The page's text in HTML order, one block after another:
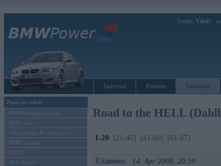
Sveiks, Viesi!
Galvenā Forums Galerijas
Ziņas un raksti
BMW modeļu jaunumi
BMW testi
Tehnoloģijas & sasniegumi
BMW Latvijā
MINI
Rolls-Royce
Road to the HELL
1-20 [21-40] [41-60] [61-67]
Ekimons 14. Apr 2008, 20:39